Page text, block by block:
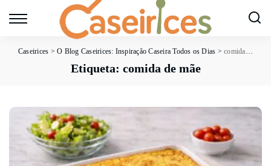
Caseirices >O Blog Caseirices: Inspiração Caseira Todos os Dias >comida de mãe
Etiqueta: comida de mãe